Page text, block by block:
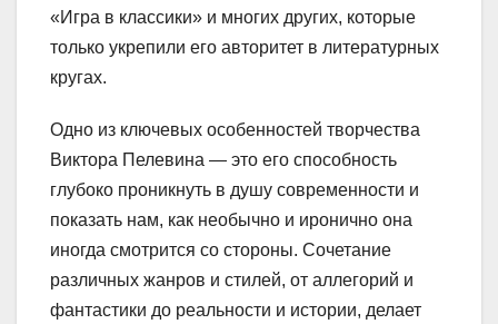
«Игра в классики» и многих других, которые
только укрепили его авторитет в литературных
кругах.
Одно из ключевых особенностей творчества
Виктора Пелевина — это его способность
глубоко проникнуть в душу современности и
показать нам, как необычно и иронично она
иногда смотрится со стороны. Сочетание
различных жанров и стилей, от аллегорий и
фантастики до реальности и истории, делает